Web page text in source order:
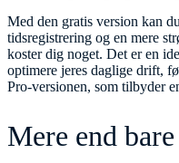
Med den gratis version kan
tidsregistrering og en mere
koster dig noget. Det er en
optimere jeres daglige drift,
Pro-versionen, som tilbyder
Mere end